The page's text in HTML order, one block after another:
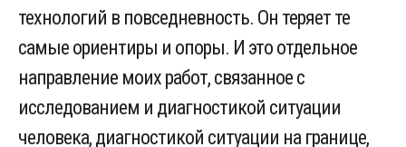
технологий в повседневность. Он теряет те
самые ориентиры и опоры. И это отдельное
направление моих работ, связанное с
исследованием и диагностикой ситуации
человека, диагностикой ситуации на границе,